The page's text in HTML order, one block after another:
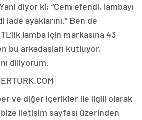
diyor ki; “Cem efendi, lambayı
iade ayaklarını.” Ben de
lamba için markasına 43
bu arkadaşları kutluyor,
diliyorum.
ve diğer içerikler ile ilgili olarak
iletişim sayfası üzerinden